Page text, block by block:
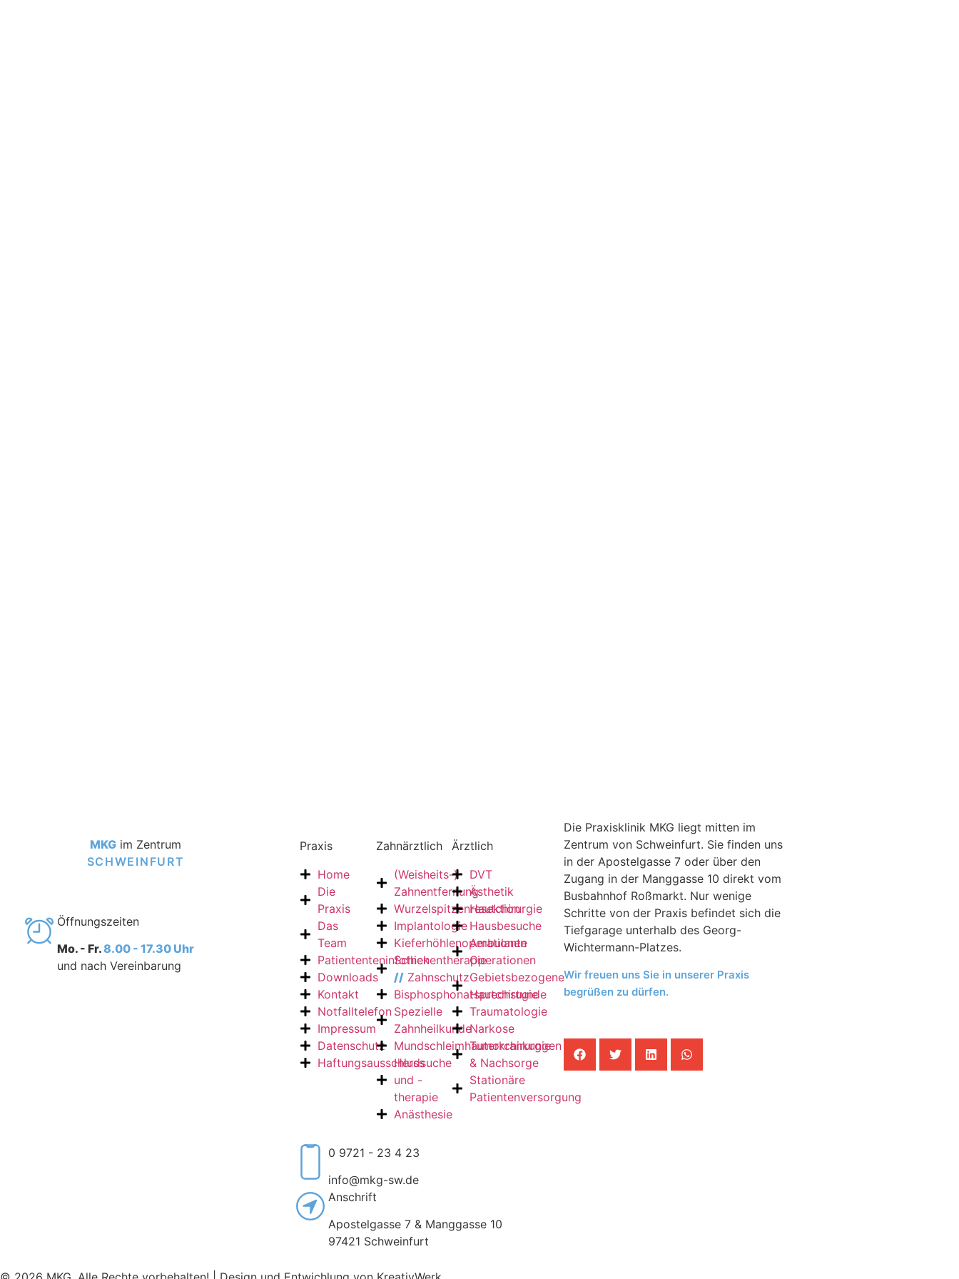
MKGim Zentrum
SCHWEINFURT
Öffnungszeiten
Mo. - Fr.8.00 - 17.30 Uhr
und nach Vereinbarung
Praxis
Home
Die
Praxis
Das
Team
Patiententeninfothek
Downloads
Kontakt
Notfalltelefon
Impressum
Datenschutz
Haftungsausschluss
Zahnärztlich
(Weisheits-)
Zahnentfernung
Wurzelspitzenresektion
Implantologie
Kieferhöhlenoperationen
Schienentherapie
//Zahnschutz
Bisphosphonatsprechstunde
Spezielle
Zahnheilkunde
Mundschleimhauterkrankungen
Herdsuche
und -
therapie
Anästhesie
Ärztlich
DVT
Ästhetik
Hautchirurgie
Hausbesuche
Ambulante
Operationen
Gebietsbezogene
Hautchirugie
Traumatologie
Narkose
Tumorchirurgie
& Nachsorge
Stationäre
Patientenversorgung
0 9721 - 23 4 23
info@mkg-sw.de
Anschrift
Apostelgasse 7 & Manggasse 10
97421 Schweinfurt
Die Praxisklinik MKG liegt mitten im
Zentrum von Schweinfurt. Sie finden uns
in der Apostelgasse 7 oder über den
Zugang in der Manggasse 10 direkt vom
Busbahnhof Roßmarkt. Nur wenige
Schritte von der Praxis befindet sich die
Tiefgarage unterhalb des Georg-
Wichtermann-Platzes.
Wir freuen uns Sie in unserer Praxis
begrüßen zu dürfen.